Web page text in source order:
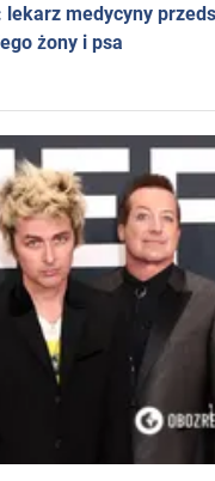
medycyny
żony i psa